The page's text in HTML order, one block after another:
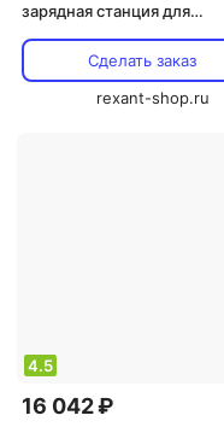
зарядная станция для
Сделать заказ
rexant-shop.ru
4.5
16 042 ₽